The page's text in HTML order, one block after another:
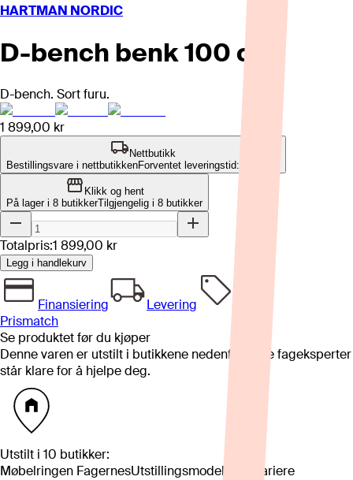
HARTMAN NORDIC
D-bench benk 100 cm
D-bench. Sort furu.
1 899,00 kr
Nettbutikk
Bestillingsvare i nettbutikkenForventet leveringstid: 1-2 uker
Klikk og hent
På lager i 8 butikkerTilgjengelig i 8 butikker
Totalpris:1 899,00 kr
Legg i handlekurv
Finansiering
Levering
Prismatch
Se produktet før du kjøper
Denne varen er utstilt i butikkene nedenfor. Våre fageksperter
står klare for å hjelpe deg.
Utstilt i 10 butikker:
Møbelringen FagernesUtstillingsmodell kan variere